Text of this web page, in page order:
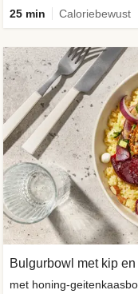
25 min Caloriebewust
Bulgurbowl met kip
met honing-